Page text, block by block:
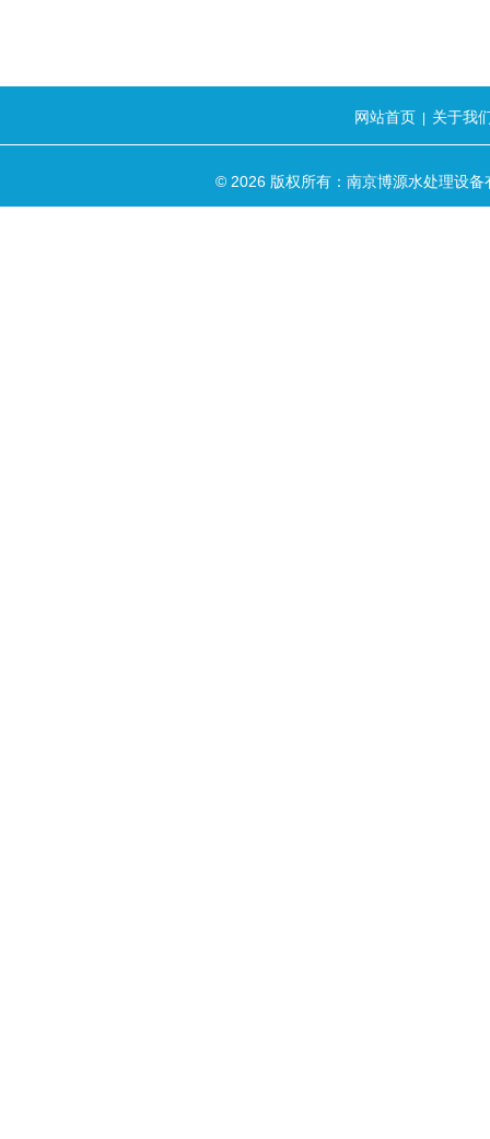
网站首页 关于我
© 2026 版权所有：南京博源水处理设